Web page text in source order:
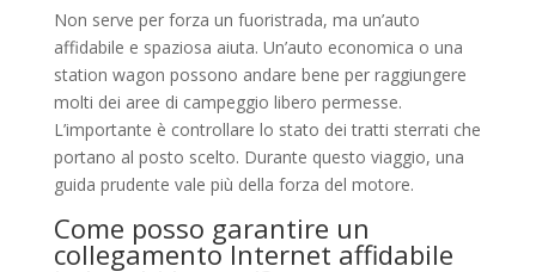
Non serve per forza un fuoristrada, ma un’auto
affidabile e spaziosa aiuta. Un’auto economica o una
station wagon possono andare bene per raggiungere
molti dei aree di campeggio libero permesse.
L’importante è controllare lo stato dei tratti sterrati che
portano al posto scelto. Durante questo viaggio, una
guida prudente vale più della forza del motore.
Come posso garantire un
collegamento Internet affidabile